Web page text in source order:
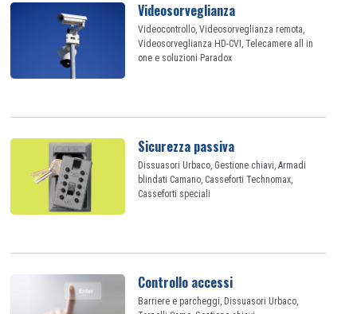
Videosorveglianza
Videocontrollo, Videosorveglianza remota,
Videosorveglianza HD-CVI, Telecamere all in
one e soluzioni Paradox
Sicurezza passiva
Dissuasori Urbaco, Gestione chiavi, Armadi
blindati Camano, Casseforti Technomax,
Casseforti speciali
Controllo accessi
Barriere e parcheggi, Dissuasori Urbaco,